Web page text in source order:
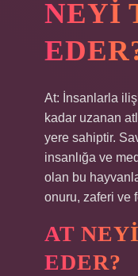
NEYI
At: İnsanlarla
kadar uzanan
yere sahiptir.
insanlığa ve
olan bu
onuru, zaferi ve
AT
EDER?